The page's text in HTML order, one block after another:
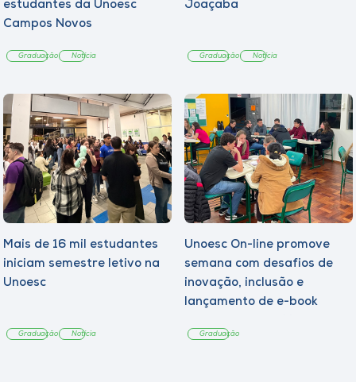
estudantes da Unoesc
Campos Novos
Graduação Notícia
Joaçaba
Graduação Notícia
Mais de 16 mil estudantes
iniciam semestre letivo na
Unoesc
Graduação Notícia
Unoesc On-line promove
semana com desafios de
inovação, inclusão e
lançamento de e-book
Graduação